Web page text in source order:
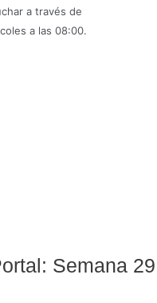
a través de
a las 08:00.
Semana 29